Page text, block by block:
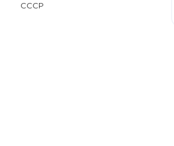
СССР